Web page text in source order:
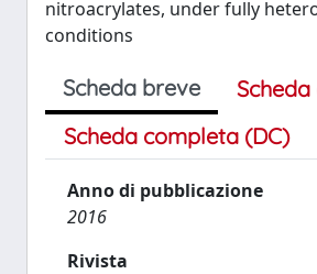
nitroacrylates, under fully
conditions
Scheda breve
Scheda completa (DC)
Anno di pubblicazione
2016
Rivista